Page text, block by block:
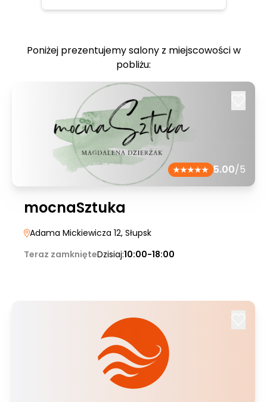
Poniżej prezentujemy salony z miejscowości w
pobliżu:
5.00/5
mocnaSztuka
Adama Mickiewicza 12, Słupsk
Teraz zamknięteDzisiaj:10:00-18:00